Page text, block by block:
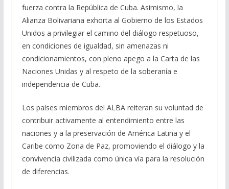
fuerza contra la República de Cuba. Asimismo, la
Alianza Bolivariana exhorta al Gobierno de los Estados
Unidos a privilegiar el camino del diálogo respetuoso,
en condiciones de igualdad, sin amenazas ni
condicionamientos, con pleno apego a la Carta de las
Naciones Unidas y al respeto de la soberanía e
independencia de Cuba.
Los países miembros del ALBA reiteran su voluntad de
contribuir activamente al entendimiento entre las
naciones y a la preservación de América Latina y el
Caribe como Zona de Paz, promoviendo el diálogo y la
convivencia civilizada como única vía para la resolución
de diferencias.